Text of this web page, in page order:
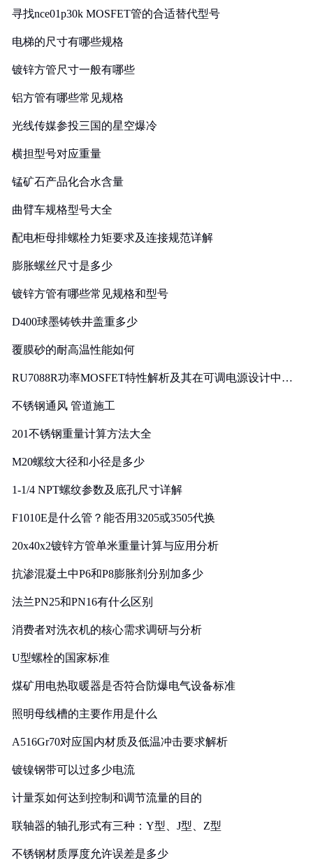
寻找nce01p30k MOSFET管的合适替代型号
电梯的尺寸有哪些规格
镀锌方管尺寸一般有哪些
铝方管有哪些常见规格
光线传媒参投三国的星空爆冷
横担型号对应重量
锰矿石产品化合水含量
曲臂车规格型号大全
配电柜母排螺栓力矩要求及连接规范详解
膨胀螺丝尺寸是多少
镀锌方管有哪些常见规格和型号
D400球墨铸铁井盖重多少
覆膜砂的耐高温性能如何
RU7088R功率MOSFET特性解析及其在可调电源设计中的
不锈钢通风 管道施工
201不锈钢重量计算方法大全
M20螺纹大径和小径是多少
1-1/4 NPT螺纹参数及底孔尺寸详解
F1010E是什么管？能否用3205或3505代换
20x40x2镀锌方管单米重量计算与应用分析
抗渗混凝土中P6和P8膨胀剂分别加多少
法兰PN25和PN16有什么区别
消费者对洗衣机的核心需求调研与分析
U型螺栓的国家标准
煤矿用电热取暖器是否符合防爆电气设备标准
照明母线槽的主要作用是什么
A516Gr70对应国内材质及低温冲击要求解析
镀镍钢带可以过多少电流
计量泵如何达到控制和调节流量的目的
联轴器的轴孔形式有三种：Y型、J型、Z型
不锈钢材质厚度允许误差是多少